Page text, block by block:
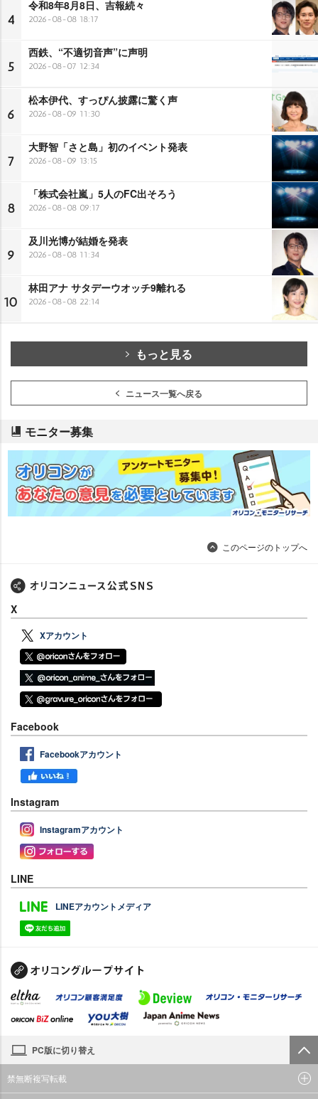
4
令和8年8月8日、吉報続々
2026-08-08 18:17
5
西鉄、“不適切音声”に声明
2026-08-07 12:34
6
松本伊代、すっぴん披露に驚く声
2026-08-09 11:30
7
大野智「さと島」初のイベント発表
2026-08-09 13:15
8
「株式会社嵐」5人のFC出そろう
2026-08-08 09:17
9
及川光博が結婚を発表
2026-08-08 11:34
10
林田アナ サタデーウオッチ9離れる
2026-08-08 22:14
もっと見る
ニュース一覧へ戻る
モニター募集
このページのトップへ
X
Xアカウント
Facebook
Facebookアカウント
Instagram
Instagramアカウント
LINE
LINEアカウントメディア
PC版に切り替え
禁無断複写転載